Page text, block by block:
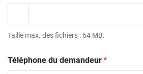
Taille max. des fichiers : 64 MB.
Téléphone du demandeur(obligatoire)
*